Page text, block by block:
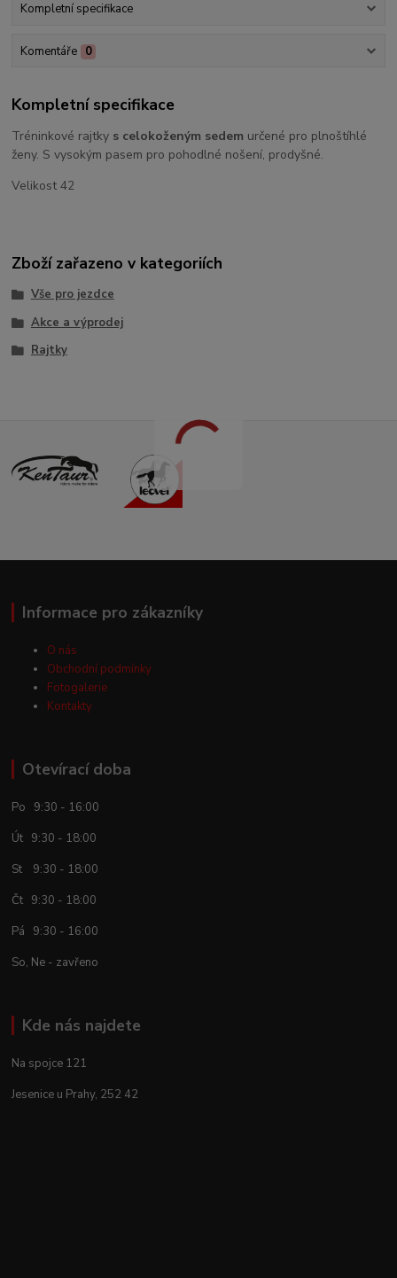
Kompletní specifikace
Komentáře 0
Kompletní specifikace
Tréninkové rajtky s celokoženým sedem určené pro plnoštíhlé
ženy. S vysokým pasem pro pohodlné nošení, prodyšné.
Velikost 42
Zboží zařazeno v kategoriích
Vše pro jezdce
Akce a výprodej
Rajtky
Informace pro zákazníky
O nás
Obchodní podmínky
Fotogalerie
Kontakty
Otevírací doba
Po 9:30 - 16:00
Út 9:30 - 18:00
St 9:30 - 18:00
Čt 9:30 - 18:00
Pá 9:30 - 16:00
So, Ne - zavřeno
Kde nás najdete
Na spojce 121
Jesenice u Prahy, 252 42